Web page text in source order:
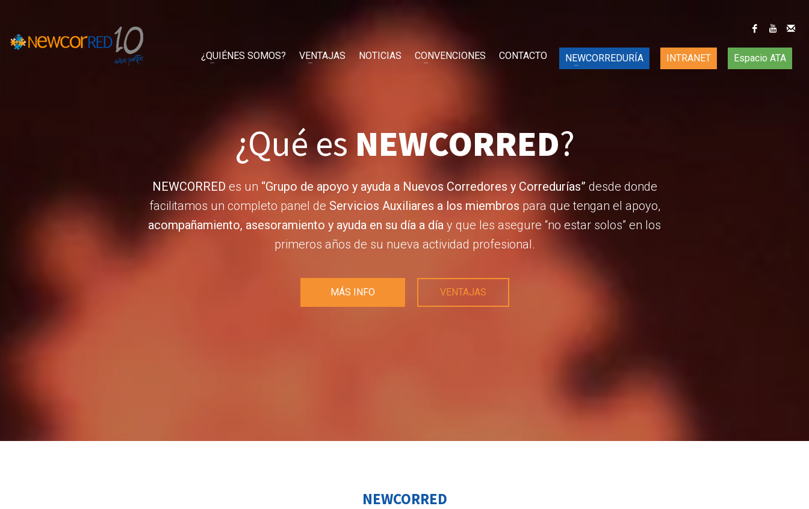
¿QUIÉNES SOMOS? VENTAJAS NOTICIAS CONVENCIONES CONTACTO NEWCORREDURÍA INTRANET Espacio ATA
¿Qué es NEWCORRED?
NEWCORRED es un “Grupo de apoyo y ayuda a Nuevos Corredores y Corredurías” desde donde
facilitamos un completo panel de Servicios Auxiliares a los miembros para que tengan el apoyo,
acompañamiento, asesoramiento y ayuda en su día a día y que les asegure “no estar solos” en los
primeros años de su nueva actividad profesional.
MÁS INFO VENTAJAS
NEWCORRED